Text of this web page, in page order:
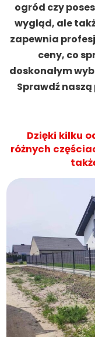
ogród czy
wygląd, ale
zapewnia
ceny, co
doskonałym
Sprawdź
Dzięki kilku
różnych